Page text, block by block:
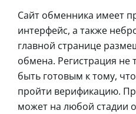
Сайт обменника имеет
интерфейс, а также
главной странице
обмена. Регистрация не
быть готовым к тому,
пройти верификацию.
может на любой стадии